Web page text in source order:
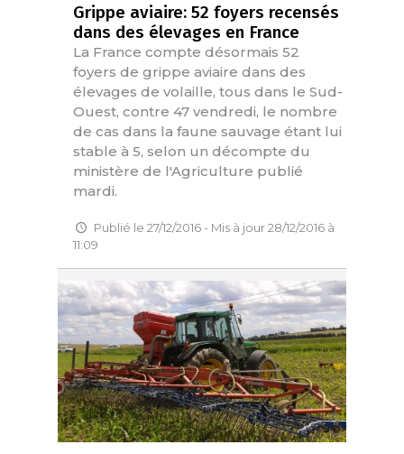
Grippe aviaire: 52 foyers recensés
dans des élevages en France
La France compte désormais 52
foyers de grippe aviaire dans des
élevages de volaille, tous dans le Sud-
Ouest, contre 47 vendredi, le nombre
de cas dans la faune sauvage étant lui
stable à 5, selon un décompte du
ministère de l'Agriculture publié
mardi.
Publié le 27/12/2016 - Mis à jour 28/12/2016 à
11:09